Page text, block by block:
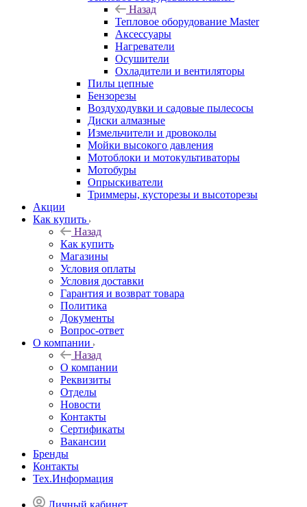
Назад
Тепловое оборудование Master
Аксессуары
Нагреватели
Осушители
Охладители и вентиляторы
Пилы цепные
Бензорезы
Воздуходувки и садовые пылесосы
Диски алмазные
Измельчители и дровоколы
Мойки высокого давления
Мотоблоки и мотокультиваторы
Мотобуры
Опрыскиватели
Триммеры, кусторезы и высоторезы
Акции
Как купить
Назад
Как купить
Магазины
Условия оплаты
Условия доставки
Гарантия и возврат товара
Политика
Документы
Вопрос-ответ
О компании
Назад
О компании
Реквизиты
Отделы
Новости
Контакты
Сертификаты
Вакансии
Бренды
Контакты
Тех.Информация
Личный кабинет